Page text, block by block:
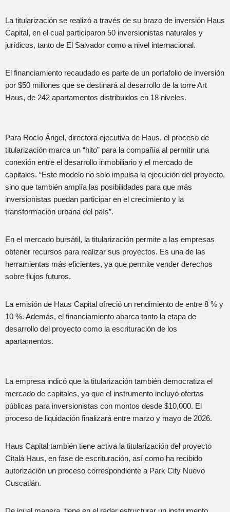
La titularización se realizó a través de su brazo de inversión Haus
Capital, en el cual participaron 50 inversionistas naturales y
jurídicos, tanto de El Salvador como a nivel internacional.
El financiamiento recaudado es parte de un portafolio de inversión
por $50 millones que se destinará al desarrollo de la torre Art
Haus, de 242 apartamentos distribuidos en 18 niveles.
Para Rocío Ángel, directora ejecutiva de Haus, el proceso de
titularización marca un “hito” para la compañía al permitir una
conexión entre el desarrollo inmobiliario y el mercado de
capitales. “Este modelo no solo impulsa la ejecución del proyecto,
sino que también amplía las posibilidades para que más
inversionistas puedan participar en el crecimiento y la
transformación urbana del país”.
En el mercado bursátil, la titularización permite a las empresas
obtener recursos para realizar sus proyectos. Es una de las
herramientas más eficientes, ya que permite vender derechos
sobre flujos futuros.
La emisión de Haus Capital ofreció un rendimiento de entre 8 % y
10 %. Además, el financiamiento abarca tanto la etapa de
desarrollo del proyecto como la escrituración de los
apartamentos.
La empresa indicó que la titularización también democratiza el
mercado de capitales, ya que el instrumento incluyó ofertas
públicas para inversionistas con montos desde $10,000. El
proceso de liquidación finalizará entre marzo y mayo de 2026.
Haus Capital también tiene activa la titularización del proyecto
Citalá Haus, en fase de escrituración, así como ha recibido
autorización un proceso correspondiente a Park City Nuevo
Cuscatlán.